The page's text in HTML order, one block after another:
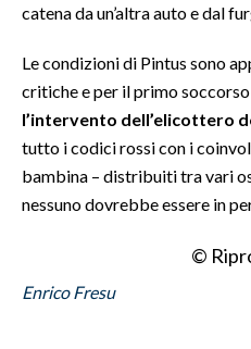
catena da un’altra auto e dal
Le condizioni di Pintus sono
critiche e per il primo soccorso
l’intervento dell’elicottero
tutto i codici rossi con i
bambina – distribuiti tra vari
nessuno dovrebbe essere in
©
Enrico Fresu